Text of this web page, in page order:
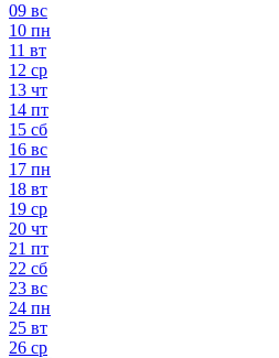
09 вс
10 пн
11 вт
12 ср
13 чт
14 пт
15 сб
16 вс
17 пн
18 вт
19 ср
20 чт
21 пт
22 сб
23 вс
24 пн
25 вт
26 ср